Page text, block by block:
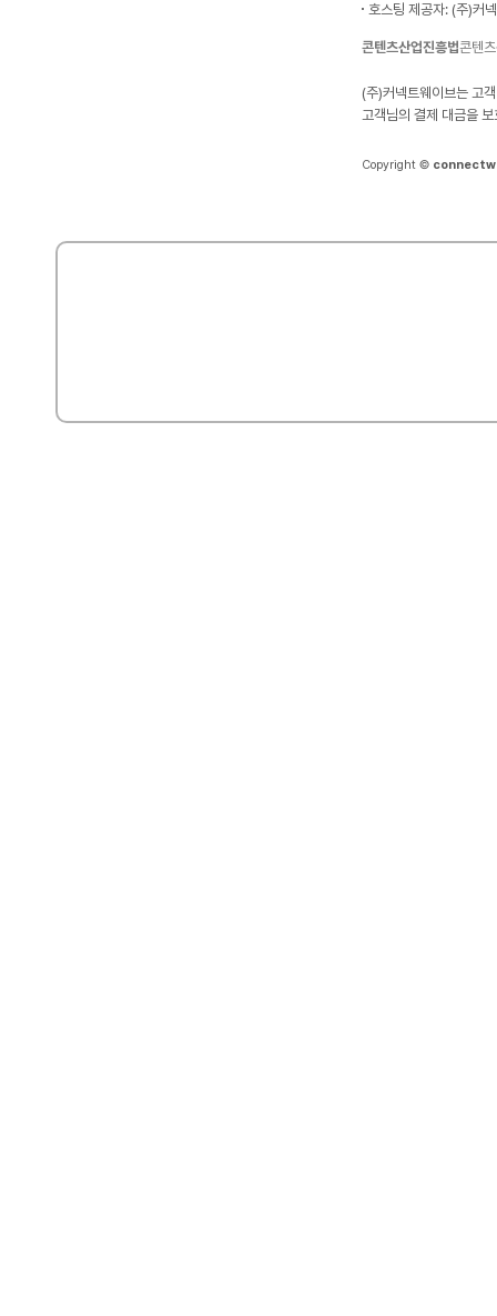
호스팅 제공자: (주)커
콘텐츠산업진흥법콘텐
(주)커넥트웨이브는 고
고객님의 결제 대금을
Copyright ©